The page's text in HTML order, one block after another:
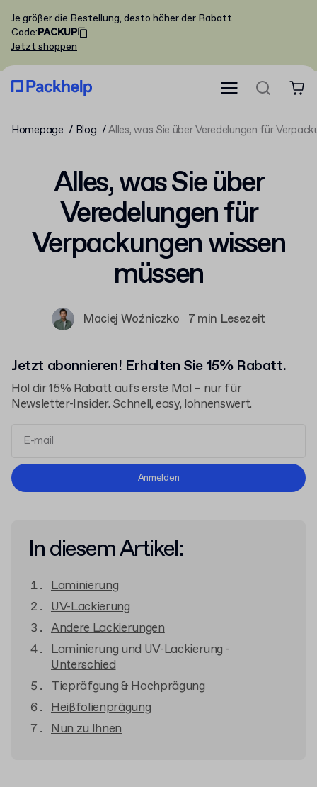
Je größer die Bestellung, desto höher der Rabatt
Code:PACKUP
Jetzt shoppen
Homepage Blog Alles, was Sie über Veredelungen für
Alles, was Sie über
Veredelungen für
Verpackungen wissen
müssen
Maciej Woźniczko 7 min Lesezeit
Jetzt abonnieren! Erhalten Sie 15% Rabatt.
Hol dir 15% Rabatt aufs erste Mal – nur für
Newsletter-Insider. Schnell, easy, lohnenswert.
Allgemeinen Geschäftsbedingungen
Anmelden
In diesem Artikel:
Laminierung
UV-Lackierung
Andere Lackierungen
Laminierung und UV-Lackierung -
Unterschied
Tiepräfgung & Hochprägung
Heißfolienprägung
Nun zu Ihnen